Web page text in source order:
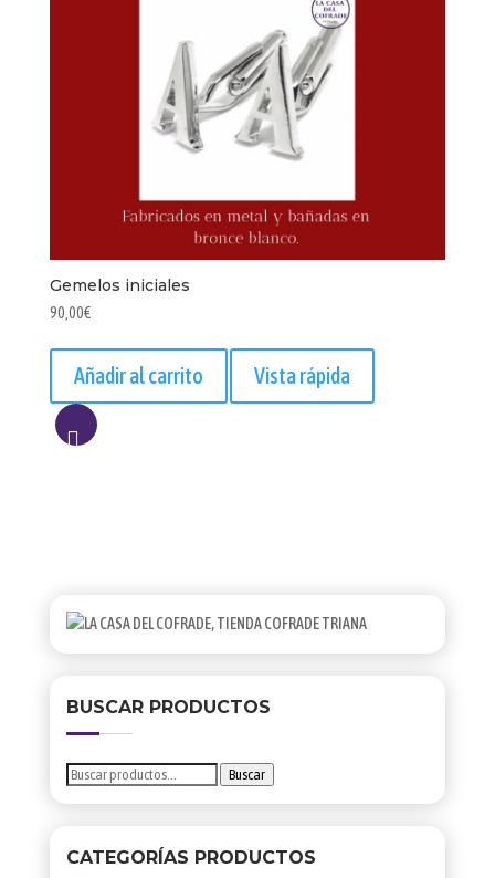
Gemelos iniciales
90,00€
Añadir al carrito Vista rápida
BUSCAR PRODUCTOS
Buscar
Buscar
CATEGORÍAS PRODUCTOS